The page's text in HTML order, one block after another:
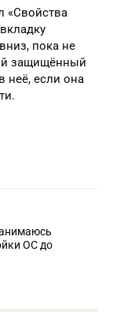
«Свойства
пока не
защищённый
неё, если она
ОС до